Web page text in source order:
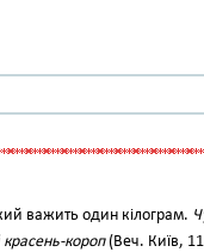
важить один кілограм.
короп(Веч. Київ,